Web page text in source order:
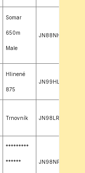
Somar
650m
Male
Karpaty
JN88NH
Hlinené
875
JN99HL
Trnovník JN98LR
*********
****** JN98NR